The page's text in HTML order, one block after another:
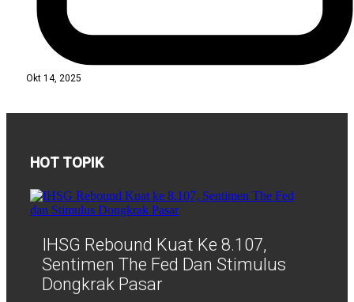
Okt 14, 2025
HOT TOPIK
IHSG Rebound Kuat Ke 8.107,
Sentimen The Fed Dan Stimulus
Dongkrak Pasar